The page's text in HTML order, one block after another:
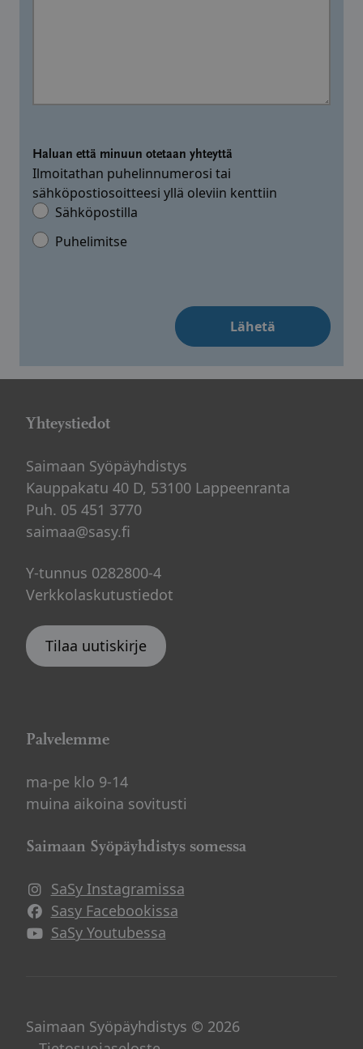
Haluan että minuun otetaan yhteyttä
Ilmoitathan puhelinnumerosi tai
sähköpostiosoitteesi yllä oleviin kenttiin
Sähköpostilla
Puhelimitse
Yhteystiedot
Saimaan Syöpäyhdistys
Kauppakatu 40 D, 53100 Lappeenranta
Puh. 05 451 3770
saimaa@sasy.fi
Y-tunnus 0282800-4
Verkkolaskutustiedot
Tilaa uutiskirje
Palvelemme
ma-pe klo 9-14
muina aikoina sovitusti
Saimaan Syöpäyhdistys somessa
SaSy Instagramissa
Avautuu uuteen ikkunaan
Sasy Facebookissa
Avautuu uuteen ikkunaan
SaSy Youtubessa
Avautuu uuteen ikkunaan
Saimaan Syöpäyhdistys © 2026